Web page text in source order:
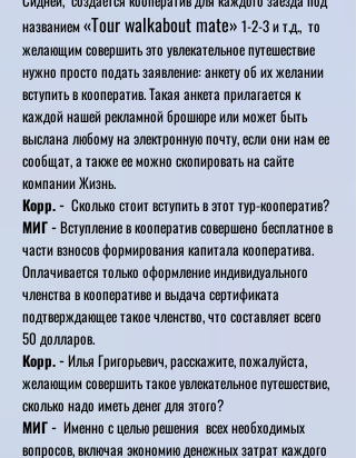
названием«Tour walkabout mate» 1-2-3 и т.д., то
желающим совершить это увлекательное путешествие
нужно просто подать заявление: анкету об их желании
вступить в кооператив. Такая анкета прилагается к
каждой нашей рекламной брошюре или может быть
выслана любому на электронную почту, если они нам ее
сообщат, а также ее можно скопировать на сайте
компании Жизнь.
Корр. - Сколько стоит вступить в этот тур-кооператив?
МИГ -Вступление в кооператив совершено бесплатное в
части взносов формирования капитала кооператива.
Оплачивается только оформление индивидуального
членства в кооперативе и выдача сертификата
подтверждающее такое членство, что составляет всего
50 долларов.
Корр. -Илья Григорьевич, расскажите, пожалуйста,
желающим совершить такое увлекательное путешествие,
сколько надо иметь денег для этого?
МИГ - Именно с целью решения всех необходимых
вопросов, включая экономию денежных затрат каждого